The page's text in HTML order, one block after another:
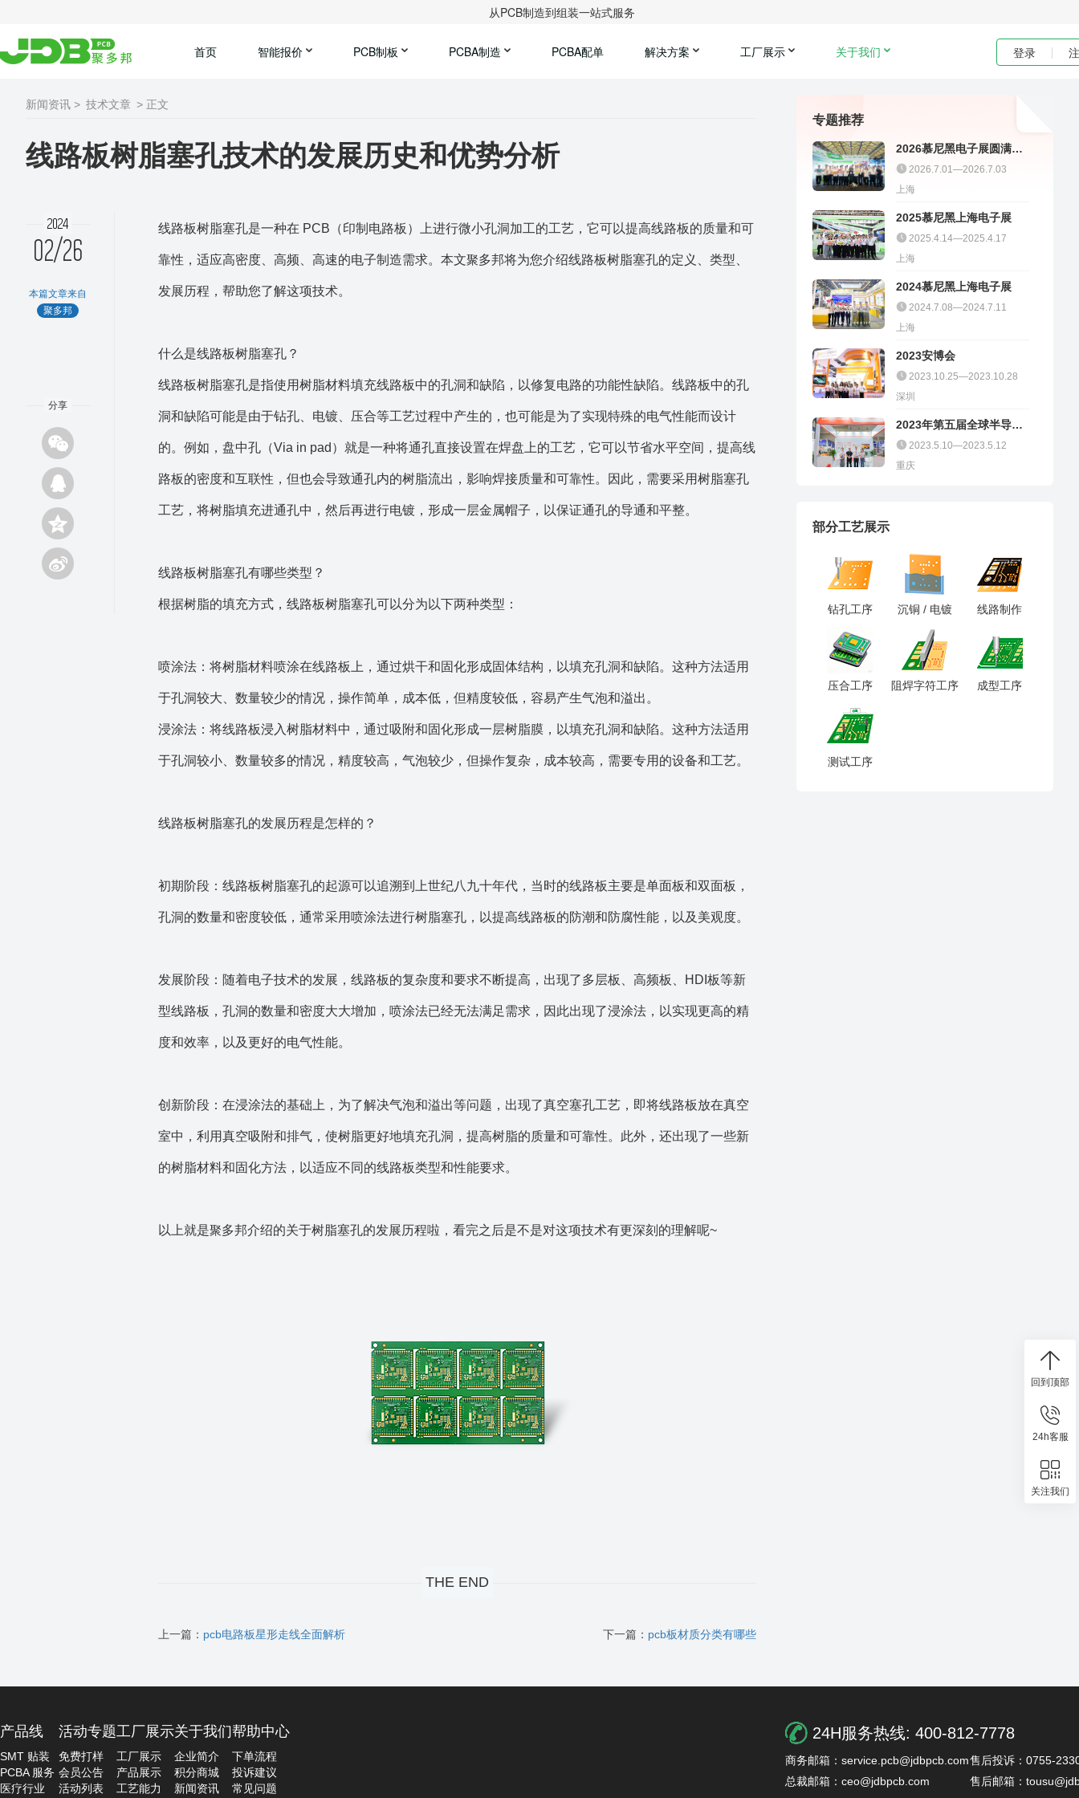
从PCB制造到组装一站式服务
首页 智能报价 PCB制板 PCBA制造 PCBA配单 解决方案 工厂展示 关于我们 登录
新闻资讯 > 技术文章 > 正文
线路板树脂塞孔技术的发展历史和优势分析
2024
02/26
本篇文章来自
聚多邦
分享
线路板树脂塞孔是一种在 PCB（印制电路板）上进行微小孔洞加工的工艺，它可以提高线路板的质量和可
靠性，适应高密度、高频、高速的电子制造需求。本文聚多邦将为您介绍线路板树脂塞孔的定义、类型、
发展历程，帮助您了解这项技术。
什么是线路板树脂塞孔？
线路板树脂塞孔是指使用树脂材料填充线路板中的孔洞和缺陷，以修复电路的功能性缺陷。线路板中的孔
洞和缺陷可能是由于钻孔、电镀、压合等工艺过程中产生的，也可能是为了实现特殊的电气性能而设计
的。例如，盘中孔（Via in pad）就是一种将通孔直接设置在焊盘上的工艺，它可以节省水平空间，提高线
路板的密度和互联性，但也会导致通孔内的树脂流出，影响焊接质量和可靠性。因此，需要采用树脂塞孔
工艺，将树脂填充进通孔中，然后再进行电镀，形成一层金属帽子，以保证通孔的导通和平整。
线路板树脂塞孔有哪些类型？
根据树脂的填充方式，线路板树脂塞孔可以分为以下两种类型：
喷涂法：将树脂材料喷涂在线路板上，通过烘干和固化形成固体结构，以填充孔洞和缺陷。这种方法适用
于孔洞较大、数量较少的情况，操作简单，成本低，但精度较低，容易产生气泡和溢出。
浸涂法：将线路板浸入树脂材料中，通过吸附和固化形成一层树脂膜，以填充孔洞和缺陷。这种方法适用
于孔洞较小、数量较多的情况，精度较高，气泡较少，但操作复杂，成本较高，需要专用的设备和工艺。
线路板树脂塞孔的发展历程是怎样的？
初期阶段：线路板树脂塞孔的起源可以追溯到上世纪八九十年代，当时的线路板主要是单面板和双面板，
孔洞的数量和密度较低，通常采用喷涂法进行树脂塞孔，以提高线路板的防潮和防腐性能，以及美观度。
发展阶段：随着电子技术的发展，线路板的复杂度和要求不断提高，出现了多层板、高频板、HDI板等新
型线路板，孔洞的数量和密度大大增加，喷涂法已经无法满足需求，因此出现了浸涂法，以实现更高的精
度和效率，以及更好的电气性能。
创新阶段：在浸涂法的基础上，为了解决气泡和溢出等问题，出现了真空塞孔工艺，即将线路板放在真空
室中，利用真空吸附和排气，使树脂更好地填充孔洞，提高树脂的质量和可靠性。此外，还出现了一些新
的树脂材料和固化方法，以适应不同的线路板类型和性能要求。
以上就是聚多邦介绍的关于树脂塞孔的发展历程啦，看完之后是不是对这项技术有更深刻的理解呢~
THE END
上一篇： pcb电路板星形走线全面解析 下一篇： pcb板材质分类有哪些
专题推荐
2026慕尼黑电子展圆满收
官｜聚多邦精彩不停
2026.7.01—2026.7.03
上海
2025慕尼黑上海电子展
2025.4.14—2025.4.17
上海
2024慕尼黑上海电子展
2024.7.08—2024.7.11
上海
2023安博会
2023.10.25—2023.10.28
深圳
2023年第五届全球半导体
产业（重庆）博览会
2023.5.10—2023.5.12
重庆
部分工艺展示
钻孔工序 沉铜 / 电镀 线路制作
压合工序 阻焊字符工序 成型工序
测试工序
产品线
SMT 贴装
PCBA 服务
医疗行业
活动专题
免费打样
会员公告
活动列表
工厂展示
工厂展示
产品展示
工艺能力
关于我们
企业简介
积分商城
新闻资讯
帮助中心
下单流程
投诉建议
常见问题
24H服务热线: 400-812-7778
商务邮箱：service.pcb@jdbpcb.com售后投诉：0755-
总裁邮箱：ceo@jdbpcb.com
售后邮箱：
回到顶部
24h客服
关注我们